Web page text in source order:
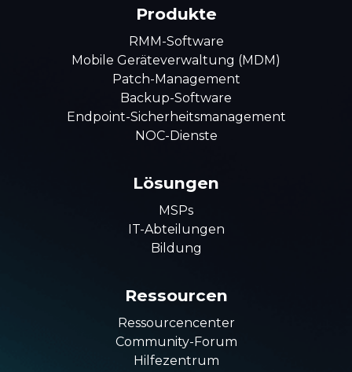
Produkte
RMM-Software
Mobile Geräteverwaltung (MDM)
Patch-Management
Backup-Software
Endpoint-Sicherheitsmanagement
NOC-Dienste
Lösungen
MSPs
IT-Abteilungen
Bildung
Ressourcen
Ressourcencenter
Community-Forum
Hilfezentrum